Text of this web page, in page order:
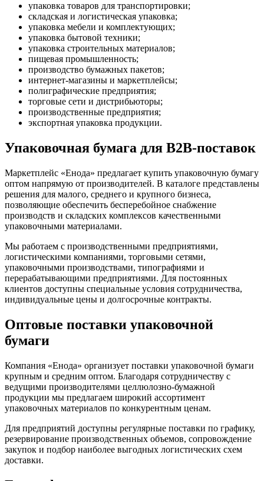
упаковка товаров для транспортировки;
складская и логистическая упаковка;
упаковка мебели и комплектующих;
упаковка бытовой техники;
упаковка строительных материалов;
пищевая промышленность;
производство бумажных пакетов;
интернет-магазины и маркетплейсы;
полиграфические предприятия;
торговые сети и дистрибьюторы;
производственные предприятия;
экспортная упаковка продукции.
Упаковочная бумага для B2B-поставок
Маркетплейс «Енода» предлагает купить упаковочную бумагу
оптом напрямую от производителей. В каталоге представлены
решения для малого, среднего и крупного бизнеса,
позволяющие обеспечить бесперебойное снабжение
производств и складских комплексов качественными
упаковочными материалами.
Мы работаем с производственными предприятиями,
логистическими компаниями, торговыми сетями,
упаковочными производствами, типографиями и
перерабатывающими предприятиями. Для постоянных
клиентов доступны специальные условия сотрудничества,
индивидуальные цены и долгосрочные контракты.
Оптовые поставки упаковочной
бумаги
Компания «Енода» организует поставки упаковочной бумаги
крупным и средним оптом. Благодаря сотрудничеству с
ведущими производителями целлюлозно-бумажной
продукции мы предлагаем широкий ассортимент
упаковочных материалов по конкурентным ценам.
Для предприятий доступны регулярные поставки по графику,
резервирование производственных объемов, сопровождение
закупок и подбор наиболее выгодных логистических схем
доставки.